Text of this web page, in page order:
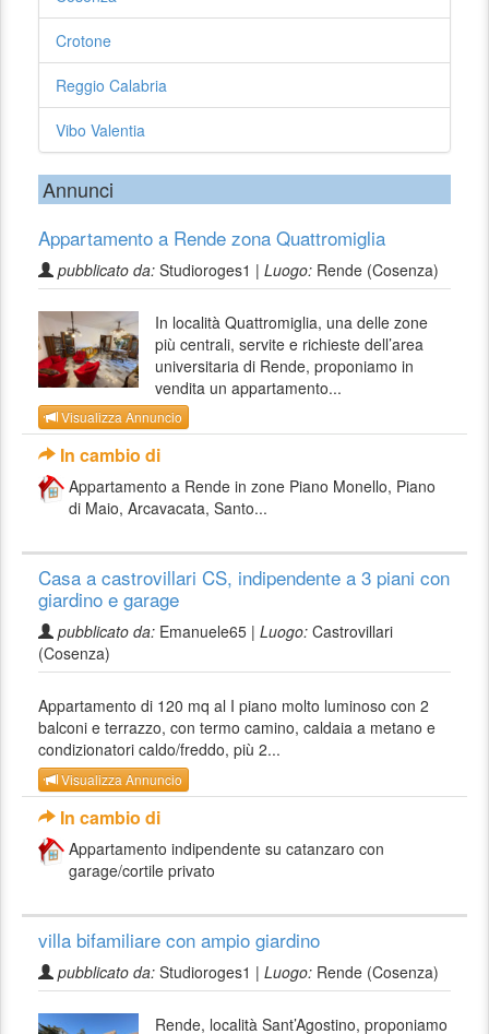
Crotone
Reggio Calabria
Vibo Valentia
Annunci
Appartamento a Rende zona Quattromiglia
pubblicato da: Studioroges1 | Luogo: Rende (Cosenza)
In località Quattromiglia, una delle zone
più centrali, servite e richieste dell’area
universitaria di Rende, proponiamo in
vendita un appartamento...
Visualizza Annuncio
In cambio di
Appartamento a Rende in zone Piano Monello, Piano
di Maio, Arcavacata, Santo...
Casa a castrovillari CS, indipendente a 3 piani con
giardino e garage
pubblicato da: Emanuele65 | Luogo: Castrovillari
(Cosenza)
Appartamento di 120 mq al I piano molto luminoso con 2
balconi e terrazzo, con termo camino, caldaia a metano e
condizionatori caldo/freddo, più 2...
Visualizza Annuncio
In cambio di
Appartamento indipendente su catanzaro con
garage/cortile privato
villa bifamiliare con ampio giardino
pubblicato da: Studioroges1 | Luogo: Rende (Cosenza)
Rende, località Sant’Agostino, proponiamo